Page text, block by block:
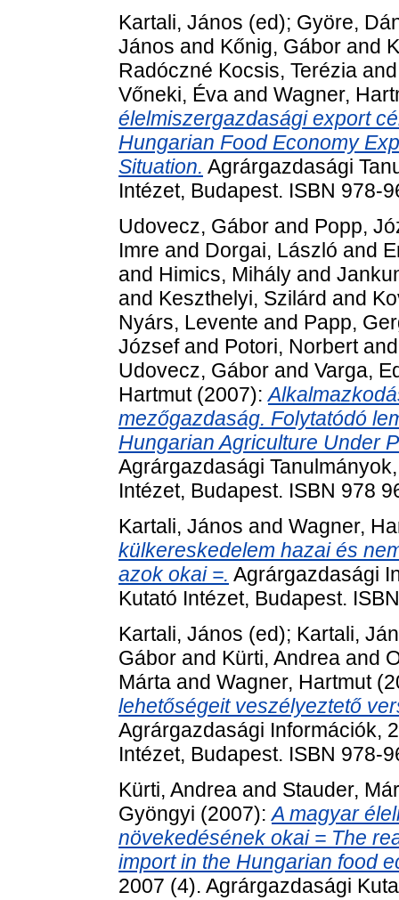
Kartali, János (ed); Györe,
János and Kőnig, Gábor and
Radóczné Kocsis, Terézia
Vőneki, Éva and Wagner,
élelmiszergazdasági export
Hungarian Food Economy
Situation. Agrárgazdasági
Intézet, Budapest. ISBN 978-
Udovecz, Gábor and Popp,
Imre and Dorgai, László and
and Himics, Mihály and
and Keszthelyi, Szilárd and
Nyárs, Levente and Papp,
Józsefand Potori, Norbert
Udovecz, Gábor and Varga,
Hartmut(2007):
mezőgazdaság. Folytatódó
Hungarian Agriculture Under
Agrárgazdasági
Intézet, Budapest. ISBN 978
Kartali, János and Wagner,
külkereskedelem hazai és
azok okai =. Agrárgazdasági
Kutató Intézet, Budapest.
Kartali, János (ed); Kartali,
Gábor and Kürti, Andrea and
Márta and Wagner, Hartmut
lehetőségeit veszélyeztető
Agrárgazdasági Információk,
Intézet, Budapest. ISBN 978-
Kürti, Andrea and Stauder,
Gyöngyi (2007):A magyar
növekedésének okai = The
import in the Hungarian food
2007 (4). Agrárgazdasági